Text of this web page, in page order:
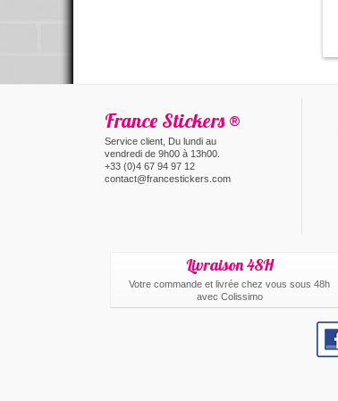
France Stickers ®
Service client, Du lundi au
vendredi de 9h00 à 13h00.
+33 (0)4 67 94 97 12
contact@francestickers.com
Livraison 48H
Votre commande et livrée chez vous sous 48h
avec Colissimo